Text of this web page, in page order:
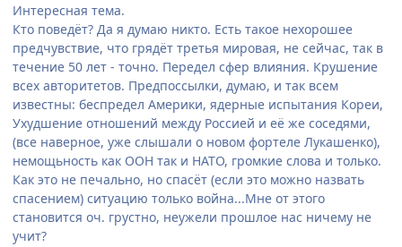
Интересная тема.
Кто поведёт? Да я думаю никто. Есть такое нехорошее
предчувствие, что грядёт третья мировая, не сейчас, так в
течение 50 лет - точно. Передел сфер влияния. Крушение
всех авторитетов. Предпоссылки, думаю, и так всем
известны: беспредел Америки, ядерные испытания Кореи,
Ухудшение отношений между Россией и её же соседями,
(все наверное, уже слышали о новом фортеле Лукашенко),
немощьность как ООН так и НАТО, громкие слова и только.
Как это не печально, но спасёт (если это можно назвать
спасением) ситуацию только война...Мне от этого
становится оч. грустно, неужели прошлое нас ничему не
учит?